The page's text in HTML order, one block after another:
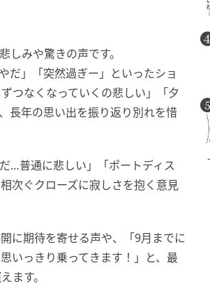
みや驚きの声です。
だ」「突然過ぎー」といったショ
つなくなっていくの悲しい」「夕
長年の思い出を振り返り別れを惜
…普通に悲しい」「ポートディス
次ぐクローズに寂しさを抱く意見
に期待を寄せる声や、「9月までに
いっきり乗ってきます！」と、最
ます。